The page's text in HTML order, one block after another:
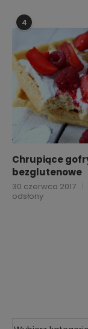
4
Chrupiące
bezglutenowe
30 czerwca 2017
odsłony